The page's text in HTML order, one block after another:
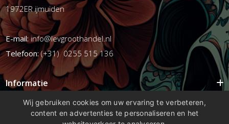
1972ER ijmuiden
E-mail:info@levgroothandel.nl
Telefoon:(+31) 0255 515 136
Informatie
Mijn account
Wij gebruiken cookies om uw ervaring te verbeteren,
content en advertenties te personaliseren en het